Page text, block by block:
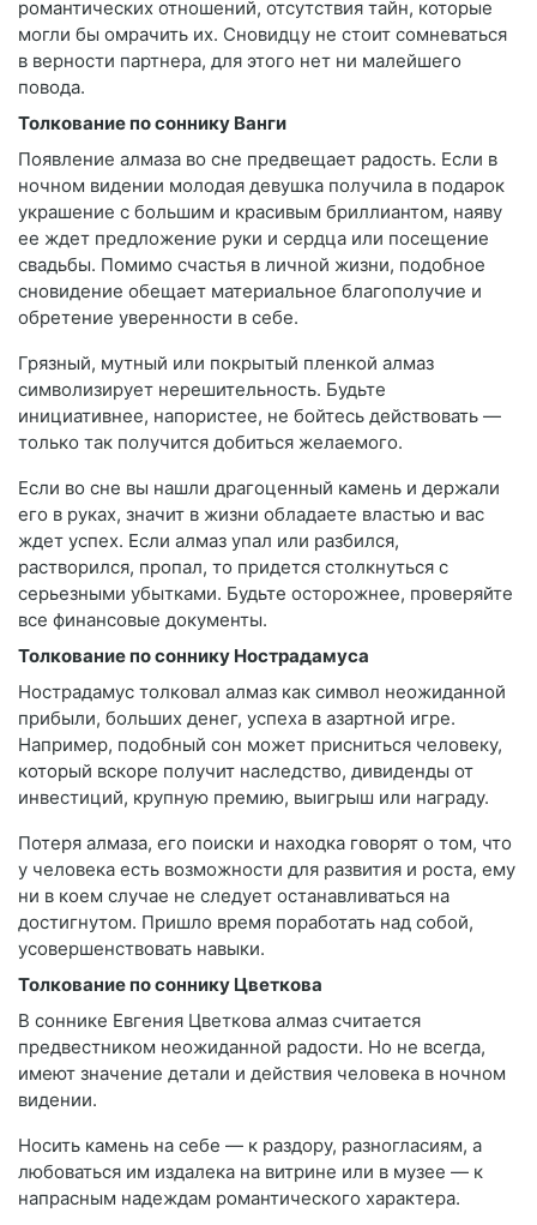
романтических отношений, отсутствия тайн, которые
могли бы омрачить их. Сновидцу не стоит сомневаться
в верности партнера, для этого нет ни малейшего
повода.
Толкование по соннику Ванги
Появление алмаза во сне предвещает радость. Если в
ночном видении молодая девушка получила в подарок
украшение с большим и красивым бриллиантом, наяву
ее ждет предложение руки и сердца или посещение
свадьбы. Помимо счастья в личной жизни, подобное
сновидение обещает материальное благополучие и
обретение уверенности в себе.
Грязный, мутный или покрытый пленкой алмаз
символизирует нерешительность. Будьте
инициативнее, напористее, не бойтесь действовать —
только так получится добиться желаемого.
Если во сне вы нашли драгоценный камень и держали
его в руках, значит в жизни обладаете властью и вас
ждет успех. Если алмаз упал или разбился,
растворился, пропал, то придется столкнуться с
серьезными убытками. Будьте осторожнее, проверяйте
все финансовые документы.
Толкование по соннику Нострадамуса
Нострадамус толковал алмаз как символ неожиданной
прибыли, больших денег, успеха в азартной игре.
Например, подобный сон может присниться человеку,
который вскоре получит наследство, дивиденды от
инвестиций, крупную премию, выигрыш или награду.
Потеря алмаза, его поиски и находка говорят о том, что
у человека есть возможности для развития и роста, ему
ни в коем случае не следует останавливаться на
достигнутом. Пришло время поработать над собой,
усовершенствовать навыки.
Толкование по соннику Цветкова
В соннике Евгения Цветкова алмаз считается
предвестником неожиданной радости. Но не всегда,
имеют значение детали и действия человека в ночном
видении.
Носить камень на себе — к раздору, разногласиям, а
любоваться им издалека на витрине или в музее — к
напрасным надеждам романтического характера.